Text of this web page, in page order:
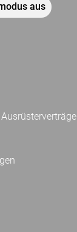
aus